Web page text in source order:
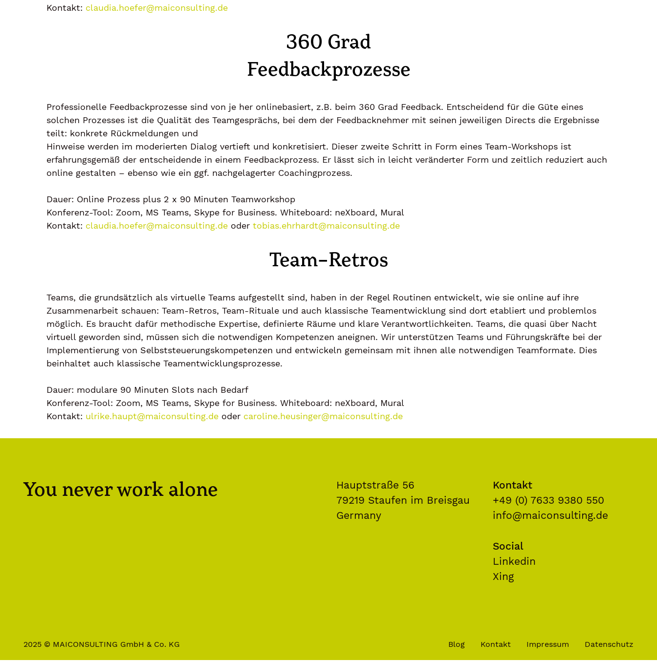
Kontakt: claudia.hoefer@maiconsulting.de
360 Grad
Feedbackprozesse
Professionelle Feedbackprozesse sind von je her onlinebasiert, z.B. beim 360 Grad Feedback. Entscheidend für die Güte eines
solchen Prozesses ist die Qualität des Teamgesprächs, bei dem der Feedbacknehmer mit seinen jeweiligen Directs die Ergebnisse
teilt: konkrete Rückmeldungen und
Hinweise werden im moderierten Dialog vertieft und konkretisiert. Dieser zweite Schritt in Form eines Team-Workshops ist
erfahrungsgemäß der entscheidende in einem Feedbackprozess. Er lässt sich in leicht veränderter Form und zeitlich reduziert auch
online gestalten – ebenso wie ein ggf. nachgelagerter Coachingprozess.
Dauer: Online Prozess plus 2 x 90 Minuten Teamworkshop
Konferenz-Tool: Zoom, MS Teams, Skype for Business. Whiteboard: neXboard, Mural
Kontakt: claudia.hoefer@maiconsulting.de oder tobias.ehrhardt@maiconsulting.de
Team-Retros
Teams, die grundsätzlich als virtuelle Teams aufgestellt sind, haben in der Regel Routinen entwickelt, wie sie online auf ihre
Zusammenarbeit schauen: Team-Retros, Team-Rituale und auch klassische Teamentwicklung sind dort etabliert und problemlos
möglich. Es braucht dafür methodische Expertise, definierte Räume und klare Verantwortlichkeiten. Teams, die quasi über Nacht
virtuell geworden sind, müssen sich die notwendigen Kompetenzen aneignen. Wir unterstützen Teams und Führungskräfte bei der
Implementierung von Selbststeuerungskompetenzen und entwickeln gemeinsam mit ihnen alle notwendigen Teamformate. Dies
beinhaltet auch klassische Teamentwicklungsprozesse.
Dauer: modulare 90 Minuten Slots nach Bedarf
Konferenz-Tool: Zoom, MS Teams, Skype for Business. Whiteboard: neXboard, Mural
Kontakt: ulrike.haupt@maiconsulting.de oder caroline.heusinger@maiconsulting.de
You never work alone
Hauptstraße 56
79219 Staufen im Breisgau
Germany
Kontakt
+49 (0) 7633 9380 550
info@maiconsulting.de
Social
Linkedin
Xing
2025 © MAICONSULTING GmbH & Co. KG Blog Kontakt Impressum Datenschutz